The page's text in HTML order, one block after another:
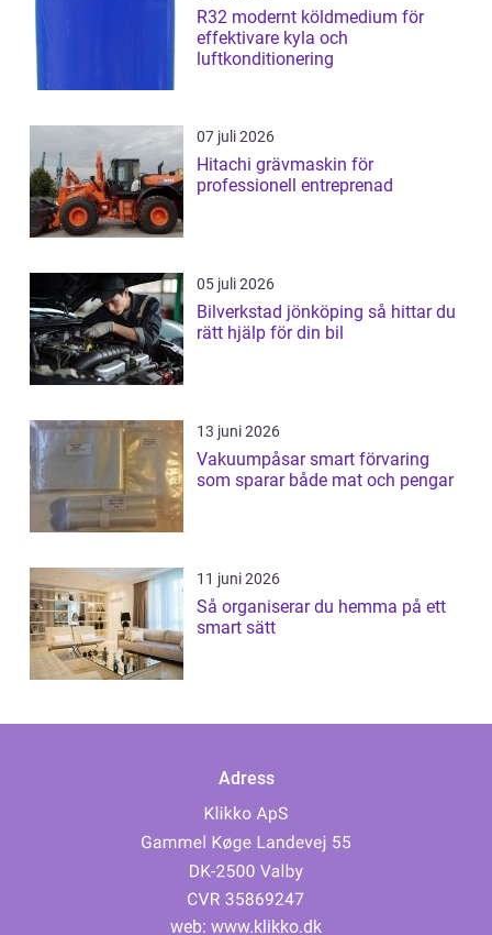
R32 modernt köldmedium för
effektivare kyla och
luftkonditionering
07 juli 2026
Hitachi grävmaskin för
professionell entreprenad
05 juli 2026
Bilverkstad jönköping så hittar du
rätt hjälp för din bil
13 juni 2026
Vakuumpåsar smart förvaring
som sparar både mat och pengar
11 juni 2026
Så organiserar du hemma på ett
smart sätt
Adress
web: www.klikko.dk